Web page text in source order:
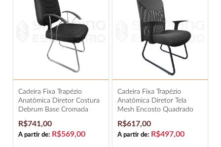
Cadeira Fixa Trapézio
Anatômica Diretor Costura
Debrum Base Cromada
R$741,00
A partir de: R$569,00
Cadeira Fixa Trapézio
Anatômica Diretor Tela
Mesh Encosto Quadrado
R$617,00
A partir de: R$497,00